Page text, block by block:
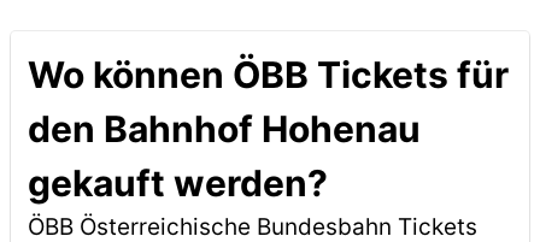
Wo können ÖBB Tickets für
den Bahnhof Hohenau
gekauft werden?
ÖBB Österreichische Bundesbahn Tickets